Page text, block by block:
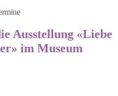
Ausstellung «Liebe
im Museum